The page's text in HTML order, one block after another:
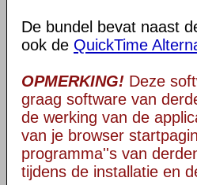
De bundel bevat naast
ook de QuickTime
OPMERKING! Deze
graag software van
de werking van de
van je browser
programma''s van
tijdens de installatie en